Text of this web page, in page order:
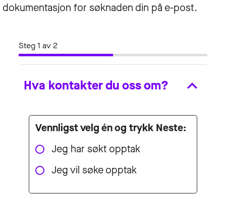
dokumentasjon for søknaden din på e-post.
Steg 1 av 2
Hva kontakter du oss om?
Vennligst velg én og trykk Neste:
Jeg har søkt opptak
Jeg vil søke opptak